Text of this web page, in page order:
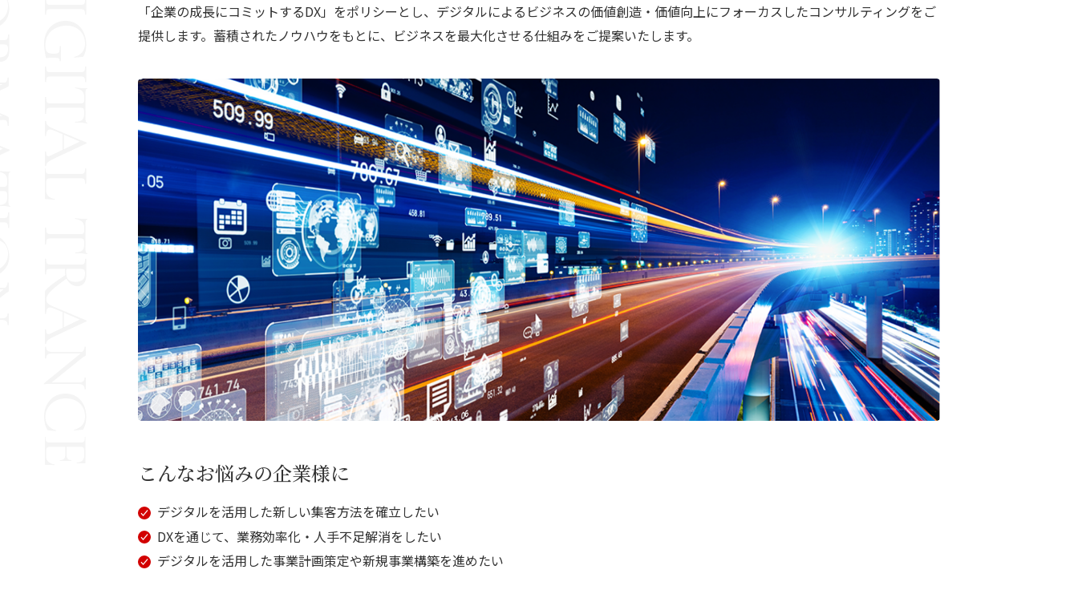
「企業の成長にコミットするDX」をポリシーとし、デジタルによるビジネスの価値創造・価値向上にフォーカスしたコンサルティングをご
提供します。蓄積されたノウハウをもとに、ビジネスを最大化させる仕組みをご提案いたします。
こんなお悩みの企業様に
デジタルを活用した新しい集客方法を確立したい
DXを通じて、業務効率化・人手不足解消をしたい
デジタルを活用した事業計画策定や新規事業構築を進めたい